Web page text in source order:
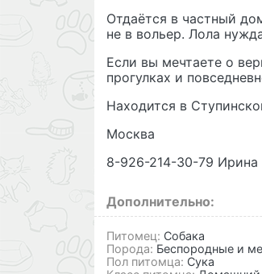
Отдаётся в частный
не в вольер. Лола
Если вы мечтаете о
прогулках и
Находится в
Москва
8-926-214-30-79 Ирина
Дополнительно:
Питомец: Собака
Порода: Беспородные и
Пол питомца: Сука